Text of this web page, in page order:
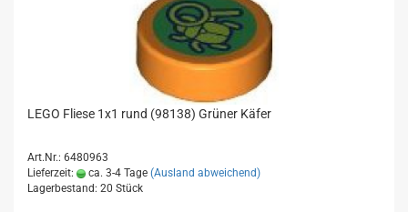
LEGO Fliese 1x1 rund (98138) Grüner Käfer
Art.Nr.: 6480963
Lieferzeit:
ca. 3-4 Tage (Ausland abweichend)
Lagerbestand: 20 Stück